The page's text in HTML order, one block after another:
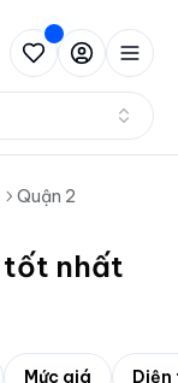
Quận 2
tốt nhất
Mức giá